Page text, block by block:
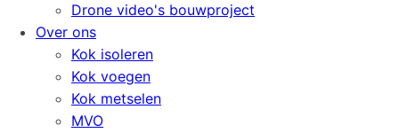
Drone video's bouwproject
Over ons
Kok isoleren
Kok voegen
Kok metselen
MVO